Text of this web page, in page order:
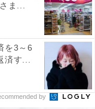
外干しは
ット。昨今の急な
干している洗濯物
ぼります。外干
にかけなければ
も、身体的な拘
ま...
を3～6
す...
by